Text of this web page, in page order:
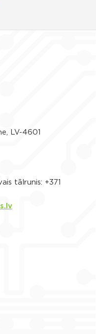
LV-4601
tālrunis: +371